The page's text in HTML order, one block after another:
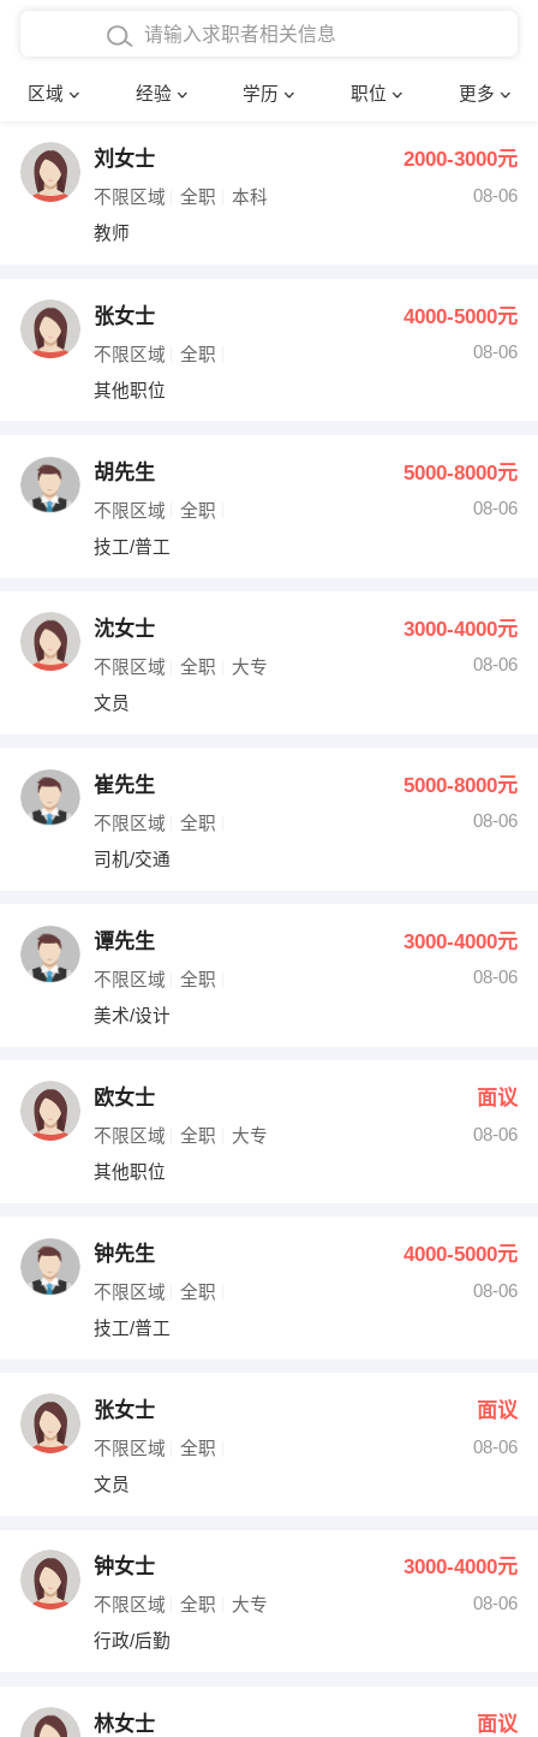
区域 经验 学历 职位 更多
在校学生工作经验
四年以上工作经验
五年以上工作经验
博士
文员 护士
财务会计
网络IT
收银员
水电/机修
编辑 法律
其他职位
确定
刘女士 2000-3000元
不限区域 全职 本科
08-06
教师
张女士 4000-5000元
不限区域 全职
08-06
其他职位
胡先生 5000-8000元
不限区域 全职
08-06
技工/普工
沈女士 3000-4000元
不限区域 全职 大专
08-06
文员
崔先生 5000-8000元
不限区域 全职
08-06
司机/交通
谭先生 3000-4000元
不限区域 全职
08-06
美术/设计
欧女士 面议
不限区域 全职 大专
08-06
其他职位
钟先生 4000-5000元
不限区域 全职
08-06
技工/普工
张女士 面议
不限区域 全职
08-06
文员
钟女士 3000-4000元
不限区域 全职 大专
08-06
行政/后勤
林女士 面议